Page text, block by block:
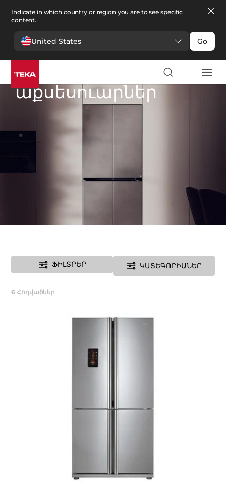
Indicate in which country or region you are to see specific
content.
United States Go
Խոհանոց >Սառնարանային աքսեսուարներ
Սառնարանային
աքսեսուարներ
ՖԻԼՏՐԵՐ ԿԱՏԵԳՈՐԻԱՆԵՐ
6 Հոդվածներ